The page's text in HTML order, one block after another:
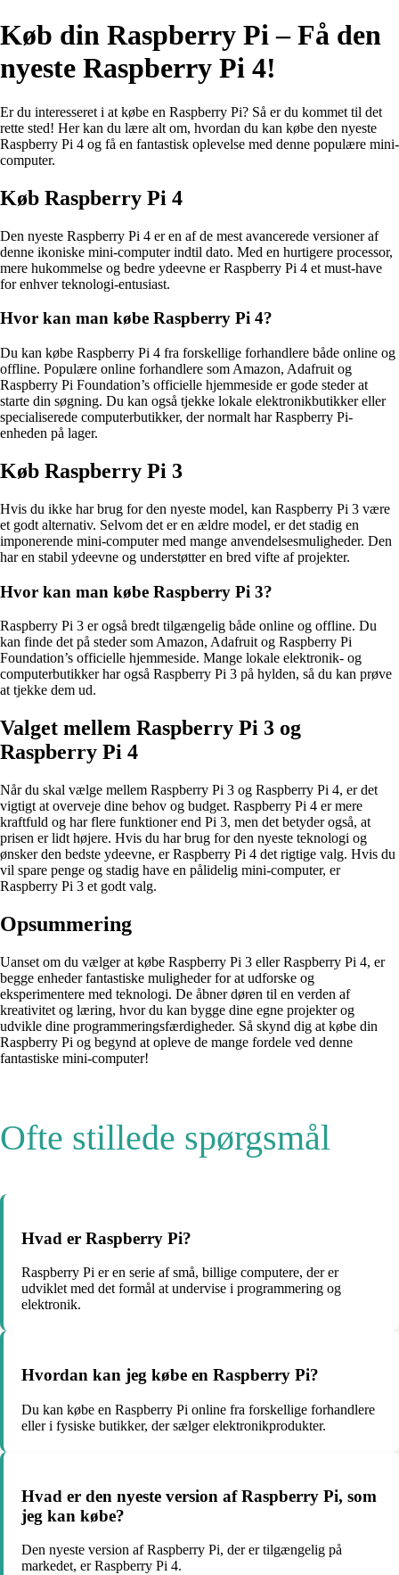
Køb din Raspberry Pi – Få den
nyeste Raspberry Pi 4!
Er du interesseret i at købe en Raspberry Pi? Så er du kommet til det
rette sted! Her kan du lære alt om, hvordan du kan købe den nyeste
Raspberry Pi 4 og få en fantastisk oplevelse med denne populære mini-
computer.
Køb Raspberry Pi 4
Den nyeste Raspberry Pi 4 er en af de mest avancerede versioner af
denne ikoniske mini-computer indtil dato. Med en hurtigere processor,
mere hukommelse og bedre ydeevne er Raspberry Pi 4 et must-have
for enhver teknologi-entusiast.
Hvor kan man købe Raspberry Pi 4?
Du kan købe Raspberry Pi 4 fra forskellige forhandlere både online og
offline. Populære online forhandlere som Amazon, Adafruit og
Raspberry Pi Foundation’s officielle hjemmeside er gode steder at
starte din søgning. Du kan også tjekke lokale elektronikbutikker eller
specialiserede computerbutikker, der normalt har Raspberry Pi-
enheden på lager.
Køb Raspberry Pi 3
Hvis du ikke har brug for den nyeste model, kan Raspberry Pi 3 være
et godt alternativ. Selvom det er en ældre model, er det stadig en
imponerende mini-computer med mange anvendelsesmuligheder. Den
har en stabil ydeevne og understøtter en bred vifte af projekter.
Hvor kan man købe Raspberry Pi 3?
Raspberry Pi 3 er også bredt tilgængelig både online og offline. Du
kan finde det på steder som Amazon, Adafruit og Raspberry Pi
Foundation’s officielle hjemmeside. Mange lokale elektronik- og
computerbutikker har også Raspberry Pi 3 på hylden, så du kan prøve
at tjekke dem ud.
Valget mellem Raspberry Pi 3 og
Raspberry Pi 4
Når du skal vælge mellem Raspberry Pi 3 og Raspberry Pi 4, er det
vigtigt at overveje dine behov og budget. Raspberry Pi 4 er mere
kraftfuld og har flere funktioner end Pi 3, men det betyder også, at
prisen er lidt højere. Hvis du har brug for den nyeste teknologi og
ønsker den bedste ydeevne, er Raspberry Pi 4 det rigtige valg. Hvis du
vil spare penge og stadig have en pålidelig mini-computer, er
Raspberry Pi 3 et godt valg.
Opsummering
Uanset om du vælger at købe Raspberry Pi 3 eller Raspberry Pi 4, er
begge enheder fantastiske muligheder for at udforske og
eksperimentere med teknologi. De åbner døren til en verden af
kreativitet og læring, hvor du kan bygge dine egne projekter og
udvikle dine programmeringsfærdigheder. Så skynd dig at købe din
Raspberry Pi og begynd at opleve de mange fordele ved denne
fantastiske mini-computer!
Ofte stillede spørgsmål
Hvad er Raspberry Pi?
Raspberry Pi er en serie af små, billige computere, der er
udviklet med det formål at undervise i programmering og
elektronik.
Hvordan kan jeg købe en Raspberry Pi?
Du kan købe en Raspberry Pi online fra forskellige forhandlere
eller i fysiske butikker, der sælger elektronikprodukter.
Hvad er den nyeste version af Raspberry Pi, som
jeg kan købe?
Den nyeste version af Raspberry Pi, der er tilgængelig på
markedet, er Raspberry Pi 4.